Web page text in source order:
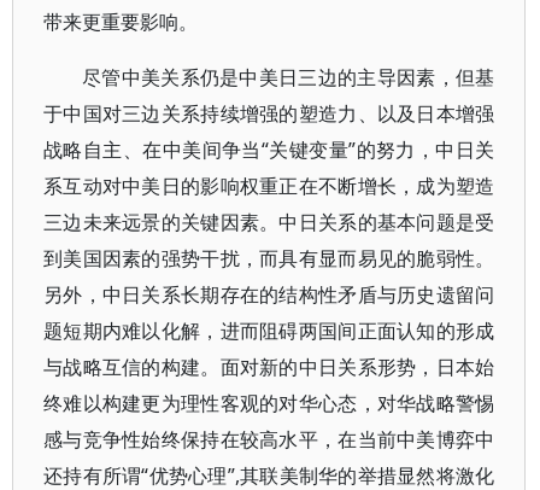
带来更重要影响。
尽管中美关系仍是中美日三边的主导因素，但基
于中国对三边关系持续增强的塑造力、以及日本增强
战略自主、在中美间争当“关键变量”的努力，中日关
系互动对中美日的影响权重正在不断增长，成为塑造
三边未来远景的关键因素。中日关系的基本问题是受
到美国因素的强势干扰，而具有显而易见的脆弱性。
另外，中日关系长期存在的结构性矛盾与历史遗留问
题短期内难以化解，进而阻碍两国间正面认知的形成
与战略互信的构建。面对新的中日关系形势，日本始
终难以构建更为理性客观的对华心态，对华战略警惕
感与竞争性始终保持在较高水平，在当前中美博弈中
还持有所谓“优势心理”,其联美制华的举措显然将激化